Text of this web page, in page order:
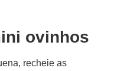
ovinhos
recheie as